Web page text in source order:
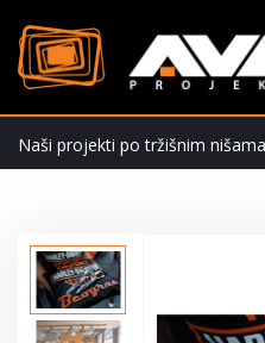
Naši projekti po tržišnim nišama